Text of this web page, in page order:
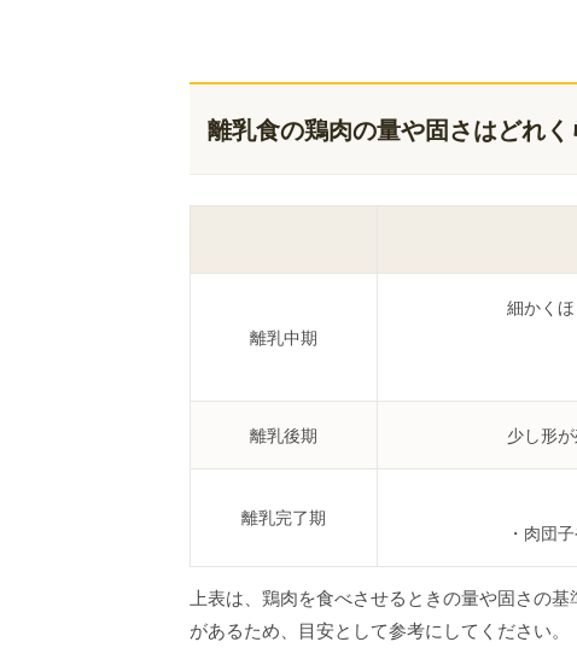
離乳食の鶏肉の量や固さはどれく
離乳中期
細かく
離乳後期 少し形
離乳完了期
・肉団
上表は、鶏肉を食べさせるときの量や固さの
があるため、目安として参考にしてください。